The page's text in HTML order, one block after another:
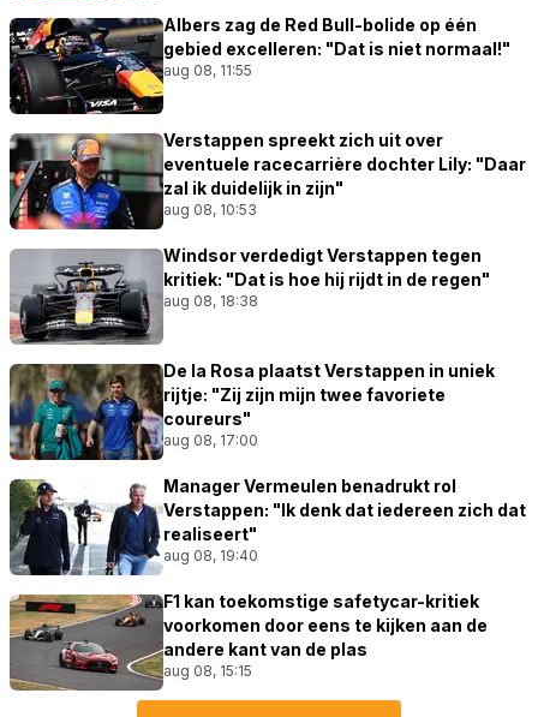
Albers zag de Red Bull-bolide op één
gebied excelleren: "Dat is niet normaal!"
aug 08, 11:55
Verstappen spreekt zich uit over
eventuele racecarrière dochter Lily: "Daar
zal ik duidelijk in zijn"
aug 08, 10:53
Windsor verdedigt Verstappen tegen
kritiek: "Dat is hoe hij rijdt in de regen"
aug 08, 18:38
De la Rosa plaatst Verstappen in uniek
rijtje: "Zij zijn mijn twee favoriete
coureurs"
aug 08, 17:00
Manager Vermeulen benadrukt rol
Verstappen: "Ik denk dat iedereen zich dat
realiseert"
aug 08, 19:40
F1 kan toekomstige safetycar-kritiek
voorkomen door eens te kijken aan de
andere kant van de plas
aug 08, 15:15